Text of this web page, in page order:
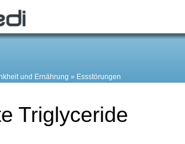
und Ernährung Essstörungen
Triglyceride